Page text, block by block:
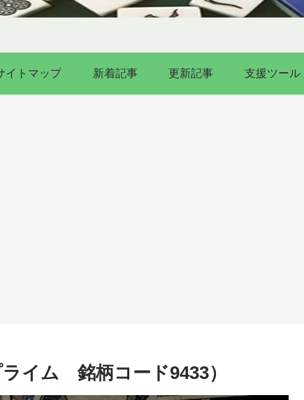
イトマップ 新着記事 更新記事 支援ツール
イム 銘柄コード9433）